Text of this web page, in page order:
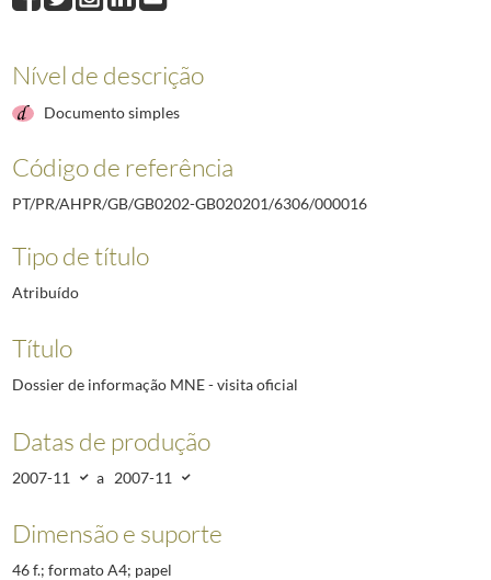
000015 Dossier de informação ARI - visita oficial
Discurso do Vice-Presidente do Conselho de Estado, Carlos
000020Resolução sobre a Convenção Multilateral Ibero-Americana de
000022"XIV Cimeira Ibero-americana de Chefes de Estado e de Governo"
Nível de descrição
Documento simples
Código de referência
PT/PR/AHPR/GB/GB0202-GB020201/6306/000016
Tipo de título
Atribuído
Título
Dossier de informação MNE - visita oficial
Datas de produção
2007-11 a 2007-11
Dimensão e suporte
46 f.; formato A4; papel